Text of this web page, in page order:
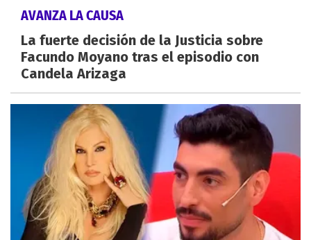
AVANZA LA CAUSA
La fuerte decisión de la Justicia sobre
Facundo Moyano tras el episodio con
Candela Arizaga